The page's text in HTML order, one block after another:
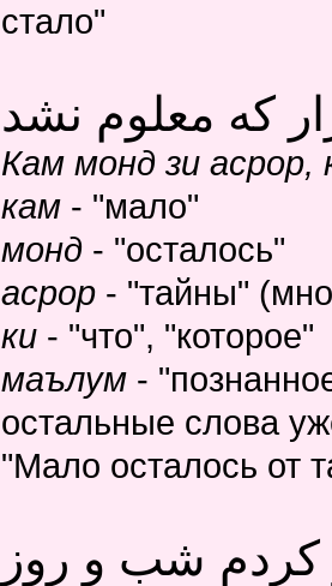
стало"
که معلوم نشد
Кам монд зи
кам - "мало"
монд - "осталось"
асрор - "тайны"
ки - "что", "которое"
маълум -
остальные слова
"Мало осталось от
کردم شب و روز